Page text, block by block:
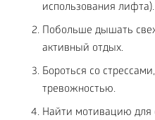
использования лифта).
Побольше дышать
активный отдых.
Бороться со
тревожностью.
Найти мотивацию для